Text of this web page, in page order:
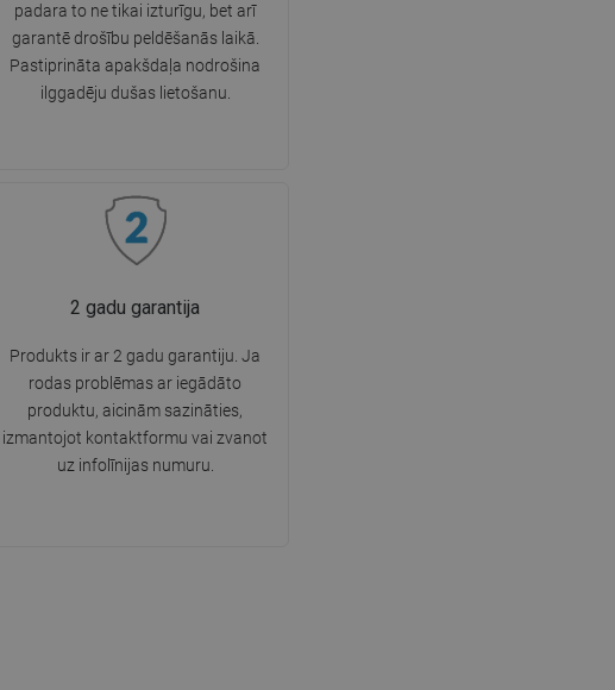
padara to ne tikai izturīgu, bet arī
garantē drošību peldēšanās laikā.
Pastiprināta apakšdaļa nodrošina
ilggadēju dušas lietošanu.
2 gadu garantija
Produkts ir ar 2 gadu garantiju. Ja
rodas problēmas ar iegādāto
produktu, aicinām sazināties,
izmantojot kontaktformu vai zvanot
uz infolīnijas numuru.